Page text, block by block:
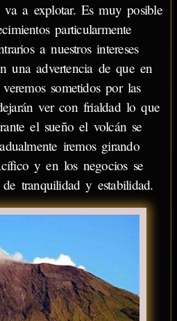
a explotar. Es muy posible
particularmente
a nuestros intereses
una advertencia de que en
sometidos por las
ver con frialdad lo que
el sueño el volcán se
iremos girando
y en los negocios se
tranquilidad y estabilidad.